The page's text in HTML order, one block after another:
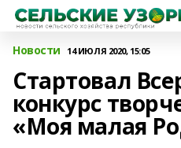
Новости 14 ИЮЛЯ 2020, 15:05
Стартовал
конкурс
«Моя малая